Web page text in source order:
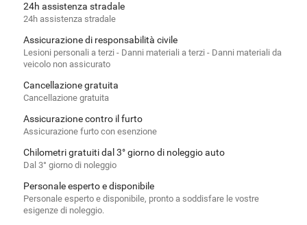
24h assistenza stradale
24h assistenza stradale
Assicurazione di responsabilità civile
Lesioni personali a terzi - Danni materiali a terzi - Danni materiali da
veicolo non assicurato
Cancellazione gratuita
Cancellazione gratuita
Assicurazione contro il furto
Assicurazione furto con esenzione
Chilometri gratuiti dal 3° giorno di noleggio auto
Dal 3° giorno di noleggio
Personale esperto e disponibile
Personale esperto e disponibile, pronto a soddisfare le vostre
esigenze di noleggio.